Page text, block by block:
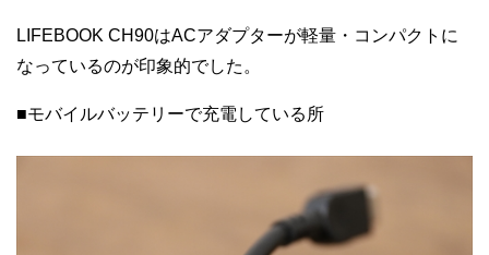
LIFEBOOK CH90はACアダプターが軽量・コンパクトに
なっているのが印象的でした。
■モバイルバッテリーで充電している所